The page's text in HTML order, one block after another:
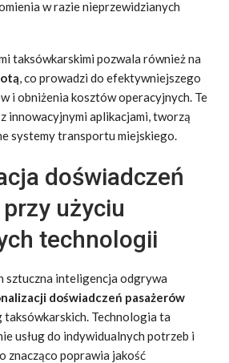
w razie nieprzewidzianych
taksówkarskimi pozwala również na
, co prowadzi do efektywniejszego
i obniżenia kosztów operacyjnych. Te
innowacyjnymi aplikacjami, tworzą
systemy transportu miejskiego.
doświadczeń
użyciu
technologii
sztuczna inteligencja odgrywa
doświadczeń pasażerów
taksówkarskich. Technologia ta
usług do indywidualnych potrzeb i
znacząco poprawia jakość